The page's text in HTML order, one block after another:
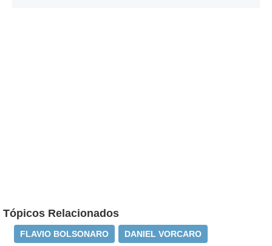
Tópicos Relacionados
FLAVIO BOLSONARO DANIEL VORCARO